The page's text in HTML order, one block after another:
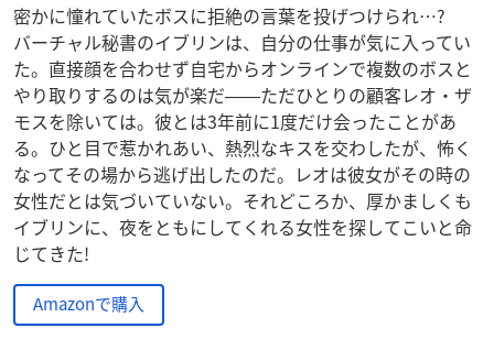
密かに憧れていたボスに拒絶の言葉を投げつけられ…?
バーチャル秘書のイブリンは、自分の仕事が気に入ってい
た。直接顔を合わせず自宅からオンラインで複数のボスと
やり取りするのは気が楽だ――ただひとりの顧客レオ・ザ
モスを除いては。彼とは3年前に1度だけ会ったことがあ
る。ひと目で惹かれあい、熱烈なキスを交わしたが、怖く
なってその場から逃げ出したのだ。レオは彼女がその時の
女性だとは気づいていない。それどころか、厚かましくも
イブリンに、夜をともにしてくれる女性を探してこいと命
じてきた!
Amazonで購入